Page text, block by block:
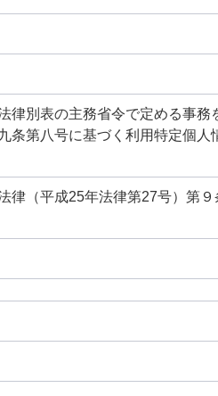
律別表の主務省令で定める事務
条第八号に基づく利用特定個人
（平成25年法律第27号）第